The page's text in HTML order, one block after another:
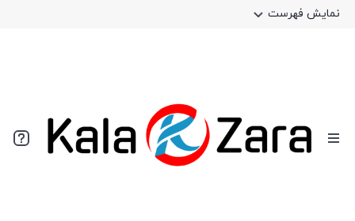
نمایش فهرست